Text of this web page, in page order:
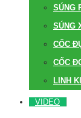
SÚNG
SÚNG
CỐC
CỐC
LINH
VIDEO